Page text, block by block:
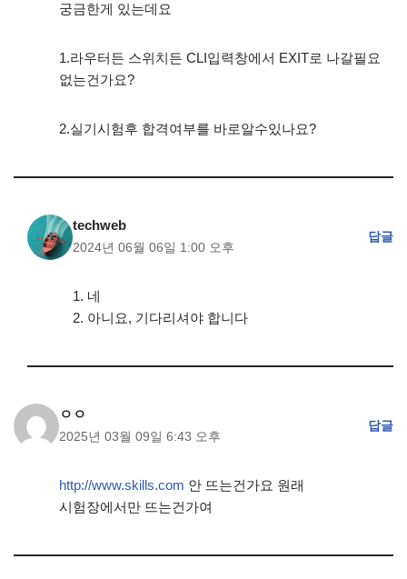
궁금한게 있는데요
1.라우터든 스위치든 CLI입력창에서 EXIT로 나갈필요
없는건가요?
2.실기시험후 합격여부를 바로알수있나요?
techweb
2024년 06월 06일 1:00 오후
답글
1. 네
2. 아니요, 기다리셔야 합니다
ㅇㅇ
2025년 03월 09일 6:43 오후
답글
http://www.skills.com 안 뜨는건가요 원래
시험장에서만 뜨는건가여